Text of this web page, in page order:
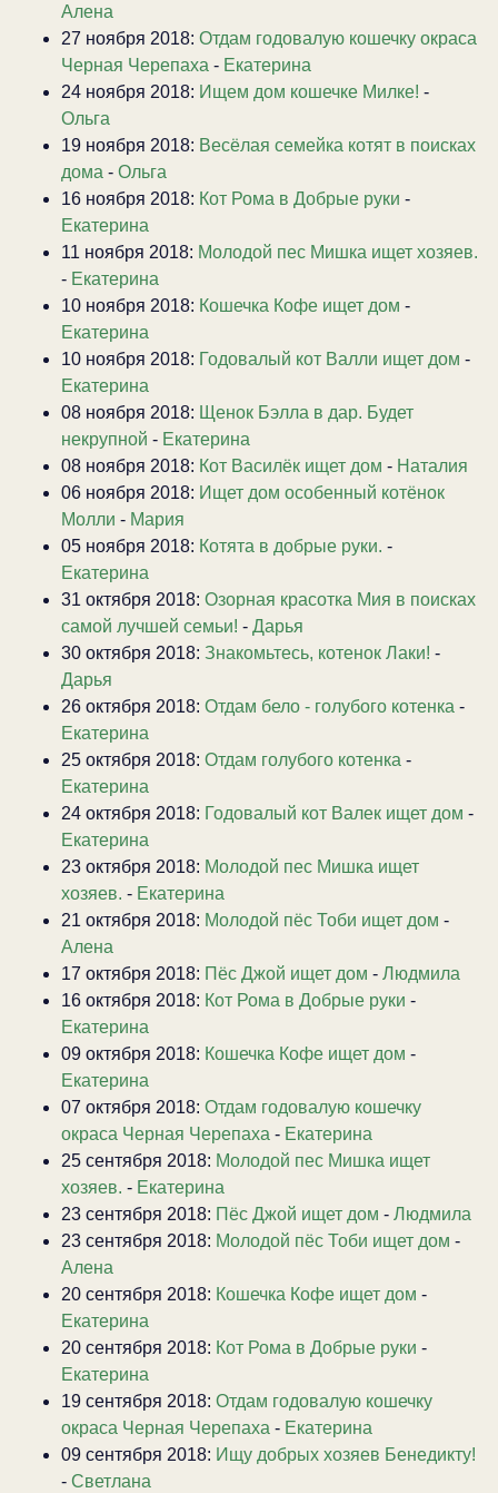
Алена
27 ноября 2018: Отдам годовалую кошечку окраса
Черная Черепаха - Екатерина
24 ноября 2018: Ищем дом кошечке Милке! -
Ольга
19 ноября 2018: Весёлая семейка котят в поисках
дома - Ольга
16 ноября 2018: Кот Рома в Добрые руки -
Екатерина
11 ноября 2018: Молодой пес Мишка ищет хозяев.
- Екатерина
10 ноября 2018: Кошечка Кофе ищет дом -
Екатерина
10 ноября 2018: Годовалый кот Валли ищет дом -
Екатерина
08 ноября 2018: Щенок Бэлла в дар. Будет
некрупной - Екатерина
08 ноября 2018: Кот Василёк ищет дом - Наталия
06 ноября 2018: Ищет дом особенный котёнок
Молли - Мария
05 ноября 2018: Котята в добрые руки. -
Екатерина
31 октября 2018: Озорная красотка Мия в поисках
самой лучшей семьи! - Дарья
30 октября 2018: Знакомьтесь, котенок Лаки! -
Дарья
26 октября 2018: Отдам бело - голубого котенка -
Екатерина
25 октября 2018: Отдам голубого котенка -
Екатерина
24 октября 2018: Годовалый кот Валек ищет дом -
Екатерина
23 октября 2018: Молодой пес Мишка ищет
хозяев. - Екатерина
21 октября 2018: Молодой пёс Тоби ищет дом -
Алена
17 октября 2018: Пёс Джой ищет дом - Людмила
16 октября 2018: Кот Рома в Добрые руки -
Екатерина
09 октября 2018: Кошечка Кофе ищет дом -
Екатерина
07 октября 2018: Отдам годовалую кошечку
окраса Черная Черепаха - Екатерина
25 сентября 2018: Молодой пес Мишка ищет
хозяев. - Екатерина
23 сентября 2018: Пёс Джой ищет дом - Людмила
23 сентября 2018: Молодой пёс Тоби ищет дом -
Алена
20 сентября 2018: Кошечка Кофе ищет дом -
Екатерина
20 сентября 2018: Кот Рома в Добрые руки -
Екатерина
19 сентября 2018: Отдам годовалую кошечку
окраса Черная Черепаха - Екатерина
09 сентября 2018: Ищу добрых хозяев Бенедикту!
- Светлана